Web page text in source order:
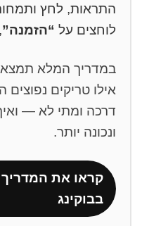
התראות, לחץ
לוחצים על “הזמנה”
במדריך המלא
אילו טריקים
דרכה ומתי לא —
ונכונה יותר.
קראו את
בבוקינג